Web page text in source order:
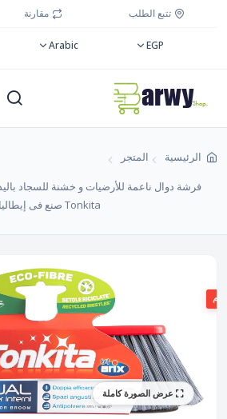
تتبع الطلب مقارنة
EGP
Arabic
الرئيسية المتجر
Tonkita صنع فى إيطاليا